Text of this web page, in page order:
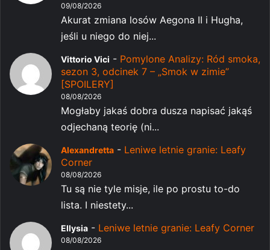
09/08/2026
Akurat zmiana losów Aegona II i Hugha,
jeśli u niego do niej...
Vittorio Vici - Pomylone Analizy: Ród smoka,
sezon 3, odcinek 7 – „Smok w zimie”
[SPOILERY]
08/08/2026
Mogłaby jakaś dobra dusza napisać jakąś
odjechaną teorię (ni...
Alexandretta - Leniwe letnie granie: Leafy
Corner
08/08/2026
Tu są nie tyle misje, ile po prostu to-do
lista. I niestety...
Ellysia - Leniwe letnie granie: Leafy Corner
08/08/2026